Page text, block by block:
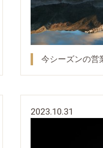
今シーズンの営
2023.10.31